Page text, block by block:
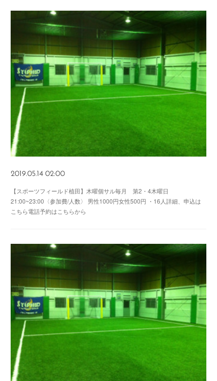
2019.05.14 02:00
【スポーツフィールド植田】木曜個サル毎月 第2・4木曜日
21:00~23:00〈参加費/人数〉 男性1000円女性500円 ・16人詳細、申込は
こちら電話予約はこちらから